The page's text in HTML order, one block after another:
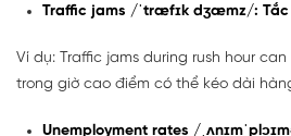
Traffic jams /ˈtræfɪk dʒæmz/: Tắc
Ví dụ: Traffic jams during rush hour
trong giờ cao điểm có thể kéo dài
Unemployment rates /